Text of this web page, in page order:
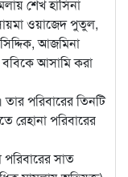
শেখ হাসিনা
ওয়াজেদ পুতুল,
আজমিনা
ববিকে আসামি করা
পরিবারের তিনটি
রেহানা পরিবারের
সাত